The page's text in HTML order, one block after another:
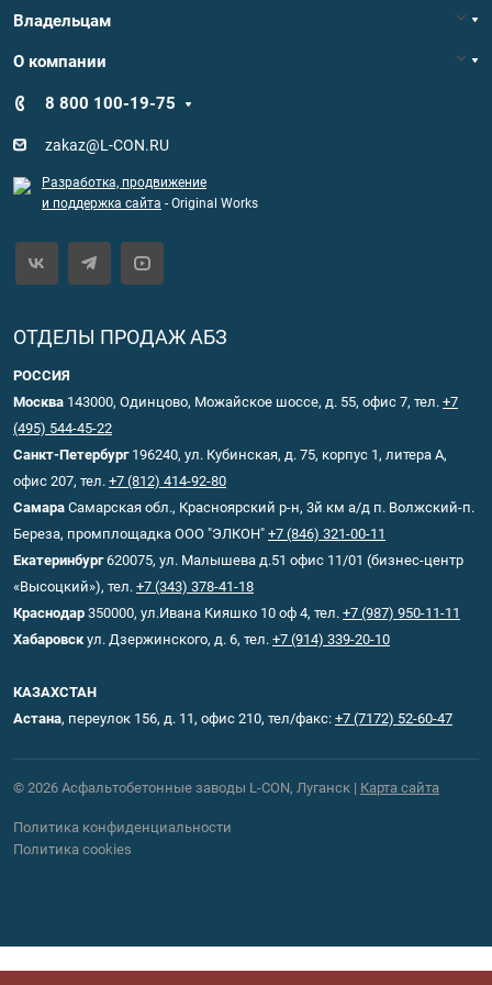
Владельцам
О компании
8 800 100-19-75
zakaz@L-CON.RU
Разработка, продвижение
и поддержка сайта - Original Works
ОТДЕЛЫ ПРОДАЖ АБЗ
РОССИЯ
Москва 143000, Одинцово, Можайское шоссе, д. 55, офис 7, тел. +7
(495) 544-45-22
Санкт-Петербург196240, ул. Кубинская, д. 75, корпус 1, литера А,
офис 207, тел. +7 (812) 414-92-80
Самара Самарская обл., Красноярский р-н, 3й км а/д п. Волжский-п.
Береза, промплощадка ООО "ЭЛКОН" +7 (846) 321-00-11
Екатеринбург620075, ул. Малышева д.51 офис 11/01 (бизнес-центр
«Высоцкий»), тел. +7 (343) 378-41-18
Краснодар 350000, ул.Ивана Кияшко 10 оф 4, тел. +7 (987) 950-11-11
Хабаровск ул. Дзержинского, д. 6, тел. +7 (914) 339-20-10
КАЗАХСТАН
Астана, переулок 156, д. 11, офис 210, тел/факс: +7 (7172) 52-60-47
© 2026 Асфальтобетонные заводы L-CON, Луганск | Карта сайта
Политика конфиденциальности
Политика cookies